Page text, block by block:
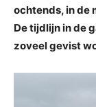
ochtends, in de
De tijdlijn in de
zoveel gevist